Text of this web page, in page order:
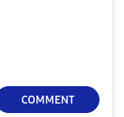
COMMENT